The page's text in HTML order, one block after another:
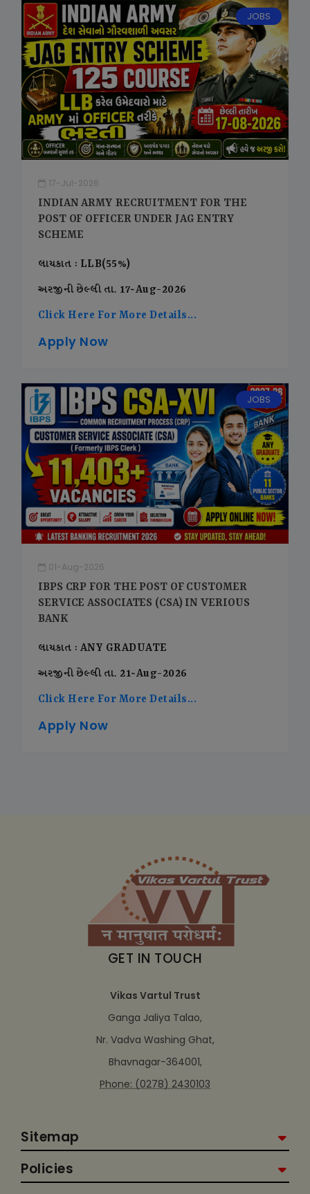
JOBS
17-Jul-2026
INDIAN ARMY RECRUITMENT FOR THE
POST OF OFFICER UNDER JAG ENTRY
SCHEME
લાયકાત : LLB(55%)
અરજીની છેલ્લી તા. 17-Aug-2026
Click Here For More Details...
Apply Now
JOBS
01-Aug-2026
IBPS CRP FOR THE POST OF CUSTOMER
SERVICE ASSOCIATES (CSA) IN VERIOUS
BANK
લાયકાત : ANY GRADUATE
અરજીની છેલ્લી તા. 21-Aug-2026
Click Here For More Details...
Apply Now
GET IN TOUCH
Vikas Vartul Trust
Ganga Jaliya Talao,
Nr. Vadva Washing Ghat,
Bhavnagar-364001,
Phone: (0278) 2430103
Sitemap
Policies